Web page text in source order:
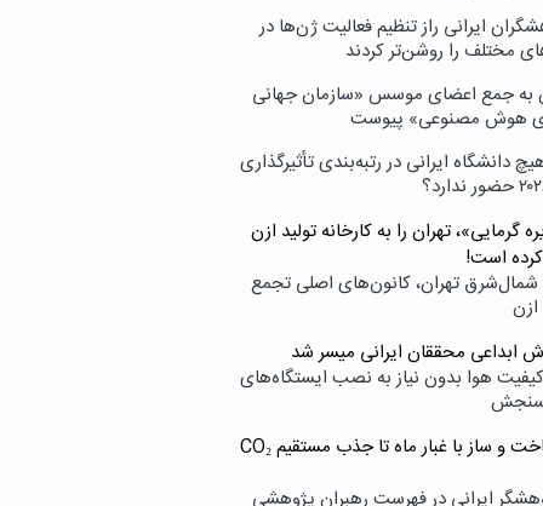
ایرانی راز تنظیم فعالیت ژن‌ها در
مختلف را روشن‌تر کردند
به جمع اعضای موسس «سازمان جهانی
هوش مصنوعی» پیوست
دانشگاه ایرانی در رتبه‌بندی تأثیرگذاری
گرمایی»، تهران را به کارخانه تولید ازن
است!
تهران، کانون‌های اصلی تجمع
ازن
ابداعی محققان ایرانی میسر شد
کیفیت هوا بدون نیاز به نصب ایستگاه‌های
از ساخت و ساز با غبار ماه تا جذب مستقیم CO₂
ایرانی در فهرست رهبران پژوهشی